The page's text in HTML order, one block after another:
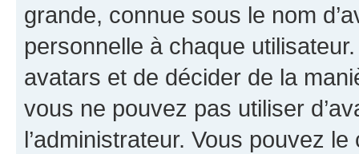
grande, connue sous le nom
personnelle à chaque utilisateur.
avatars et de décider de la
vous ne pouvez pas utiliser
l’administrateur. Vous pouvez